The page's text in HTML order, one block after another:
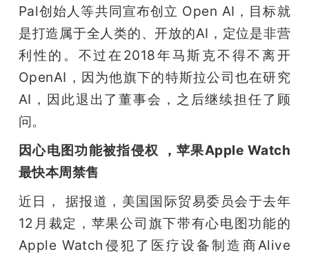
Pal创始人等共同宣布创立 Open AI，目标就
是打造属于全人类的、开放的AI，定位是非营
利性的。不过在2018年马斯克不得不离开
OpenAI，因为他旗下的特斯拉公司也在研究
AI，因此退出了董事会，之后继续担任了顾
问。
因心电图功能被指侵权 ，苹果Apple Watch
最快本周禁售
近日， 据报道，美国国际贸易委员会于去年
12月裁定，苹果公司旗下带有心电图功能的
Apple Watch侵犯了医疗设备制造商Alive